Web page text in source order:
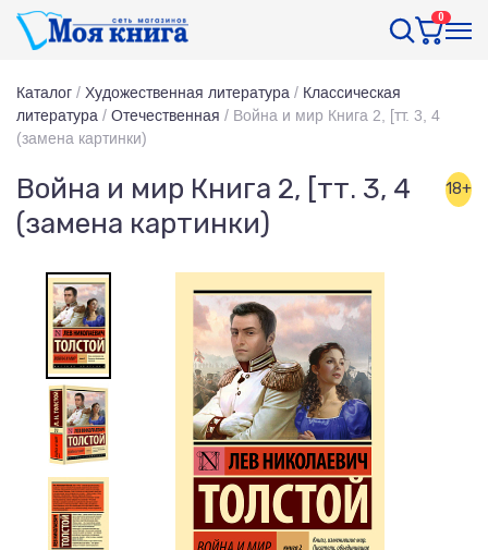
0
Каталог / Художественная литература / Классическая
литература / Отечественная / Война и мир Книга 2, [тт. 3, 4
(замена картинки)
Война и мир Книга 2, [тт. 3, 4
(замена картинки)
18+